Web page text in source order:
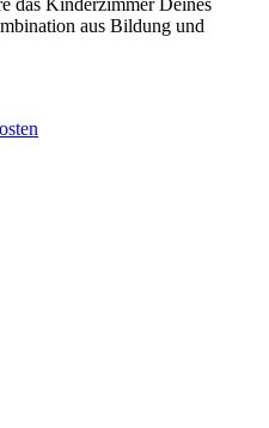
das Kinderzimmer Deines
aus Bildung und